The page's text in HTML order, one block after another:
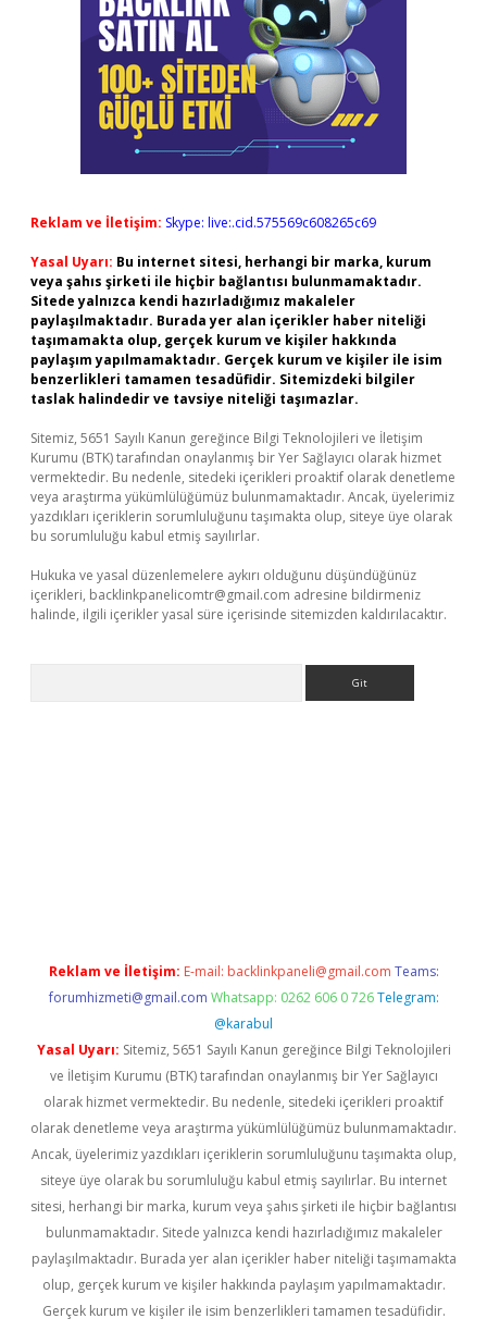
Reklam ve İletişim: Skype: live:.cid.575569c608265c69
Yasal Uyarı: Bu internet sitesi, herhangi bir marka, kurum
veya şahıs şirketi ile hiçbir bağlantısı bulunmamaktadır.
Sitede yalnızca kendi hazırladığımız makaleler
paylaşılmaktadır. Burada yer alan içerikler haber niteliği
taşımamakta olup, gerçek kurum ve kişiler hakkında
paylaşım yapılmamaktadır. Gerçek kurum ve kişiler ile isim
benzerlikleri tamamen tesadüfidir. Sitemizdeki bilgiler
taslak halindedir ve tavsiye niteliği taşımazlar.
Sitemiz, 5651 Sayılı Kanun gereğince Bilgi Teknolojileri ve İletişim
Kurumu (BTK) tarafından onaylanmış bir Yer Sağlayıcı olarak hizmet
vermektedir. Bu nedenle, sitedeki içerikleri proaktif olarak denetleme
veya araştırma yükümlülüğümüz bulunmamaktadır. Ancak, üyelerimiz
yazdıkları içeriklerin sorumluluğunu taşımakta olup, siteye üye olarak
bu sorumluluğu kabul etmiş sayılırlar.
Hukuka ve yasal düzenlemelere aykırı olduğunu düşündüğünüz
içerikleri, backlinkpanelicomtr@gmail.com adresine bildirmeniz
halinde, ilgili içerikler yasal süre içerisinde sitemizden kaldırılacaktır.
Reklam ve İletişim: E-mail: backlinkpaneli@gmail.com Teams:
forumhizmeti@gmail.com Whatsapp: 0262 606 0 726 Telegram:
@karabul
Yasal Uyarı: Sitemiz, 5651 Sayılı Kanun gereğince Bilgi Teknolojileri
ve İletişim Kurumu (BTK) tarafından onaylanmış bir Yer Sağlayıcı
olarak hizmet vermektedir. Bu nedenle, sitedeki içerikleri proaktif
olarak denetleme veya araştırma yükümlülüğümüz bulunmamaktadır.
Ancak, üyelerimiz yazdıkları içeriklerin sorumluluğunu taşımakta olup,
siteye üye olarak bu sorumluluğu kabul etmiş sayılırlar. Bu internet
sitesi, herhangi bir marka, kurum veya şahıs şirketi ile hiçbir bağlantısı
bulunmamaktadır. Sitede yalnızca kendi hazırladığımız makaleler
paylaşılmaktadır. Burada yer alan içerikler haber niteliği taşımamakta
olup, gerçek kurum ve kişiler hakkında paylaşım yapılmamaktadır.
Gerçek kurum ve kişiler ile isim benzerlikleri tamamen tesadüfidir.